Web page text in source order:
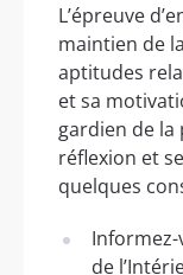
L’épreuve
maintien de
aptitudes
et sa
gardien de la
réflexion et
quelques
de